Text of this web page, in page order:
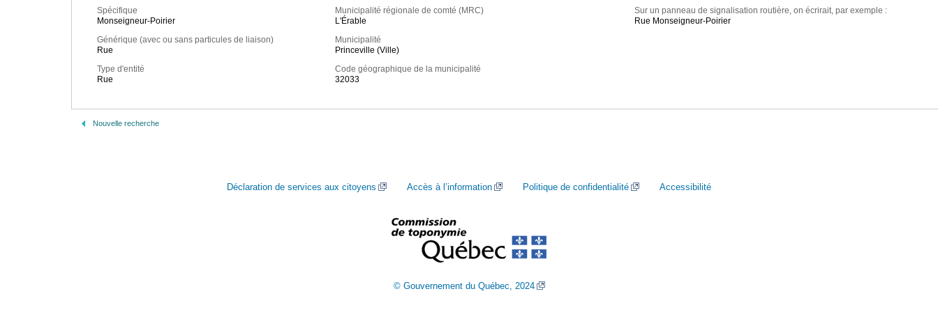
Spécifique
Monseigneur-Poirier
Générique (avec ou sans particules de liaison)
Rue
Type d'entité
Rue
Municipalité régionale de comté (MRC)
L'Érable
Municipalité
Princeville (Ville)
Code géographique de la municipalité
32033
Sur un panneau de signalisation routière, on écrirait, par exemple :
Rue Monseigneur-Poirier
Nouvelle recherche
Déclaration de services aux citoyens Accès à l’information Politique de confidentialité Accessibilité
© Gouvernement du Québec, 2024